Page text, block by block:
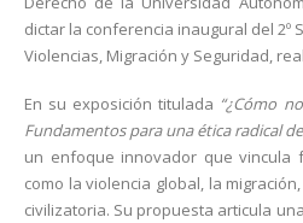
dictar la conferencia inaugural del 2º
Violencias, Migración y Seguridad,
En su exposición titulada “¿Cómo
Fundamentos para una ética radical
un enfoque innovador que vincula
como la violencia global, la
civilizatoria. Su propuesta articula